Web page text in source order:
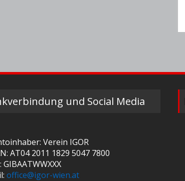
und Social Media
Verein IGOR
AT04 2011 1829 5047 7800
GIBAATWWXXX
office@igor-wien.at